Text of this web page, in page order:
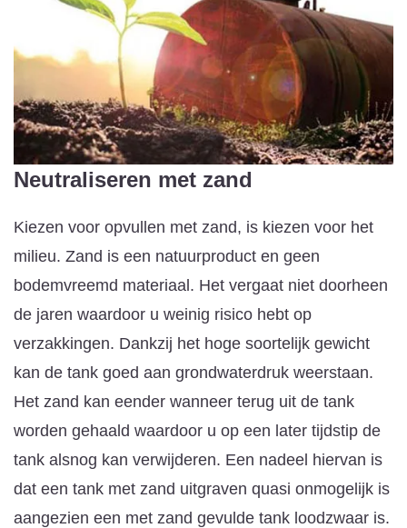
Neutraliseren met zand
Kiezen voor opvullen met zand, is kiezen voor het
milieu. Zand is een natuurproduct en geen
bodemvreemd materiaal. Het vergaat niet doorheen
de jaren waardoor u weinig risico hebt op
verzakkingen. Dankzij het hoge soortelijk gewicht
kan de tank goed aan grondwaterdruk weerstaan.
Het zand kan eender wanneer terug uit de tank
worden gehaald waardoor u op een later tijdstip de
tank alsnog kan verwijderen. Een nadeel hiervan is
dat een tank met zand uitgraven quasi onmogelijk is
aangezien een met zand gevulde tank loodzwaar is.